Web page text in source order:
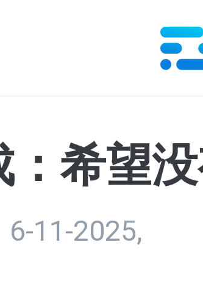
希望
6-11-2025,